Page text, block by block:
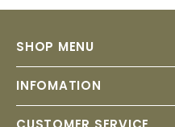
SHOP MENU
INFOMATION